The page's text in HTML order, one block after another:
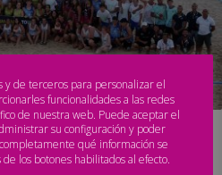
y Maravillas
campeones de
y de terceros para personalizar el
funcionalidades a las redes
de nuestra web. Puede aceptar el
su configuración y poder
qué información se
los botones habilitados al efecto.